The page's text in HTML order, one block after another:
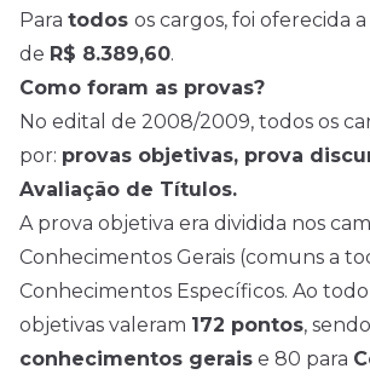
Para todos os cargos, foi oferecida
de R$ 8.389,60.
Como foram as provas?
No edital de 2008/2009, todos os
por: provas objetivas, prova
Avaliação de Títulos.
A prova objetiva era dividida nos
Conhecimentos Gerais (comuns a
Conhecimentos Específicos. Ao
objetivas valeram 172 pontos, sendo
conhecimentos gerais e 80 para